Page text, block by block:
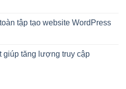
tập tạo website WordPress
giúp tăng lượng truy cập